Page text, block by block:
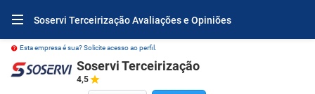
Soservi Terceirização Avaliações e Opiniões
Esta empresa é sua? Solicite acesso ao perfil.
Soservi Terceirização
4,5